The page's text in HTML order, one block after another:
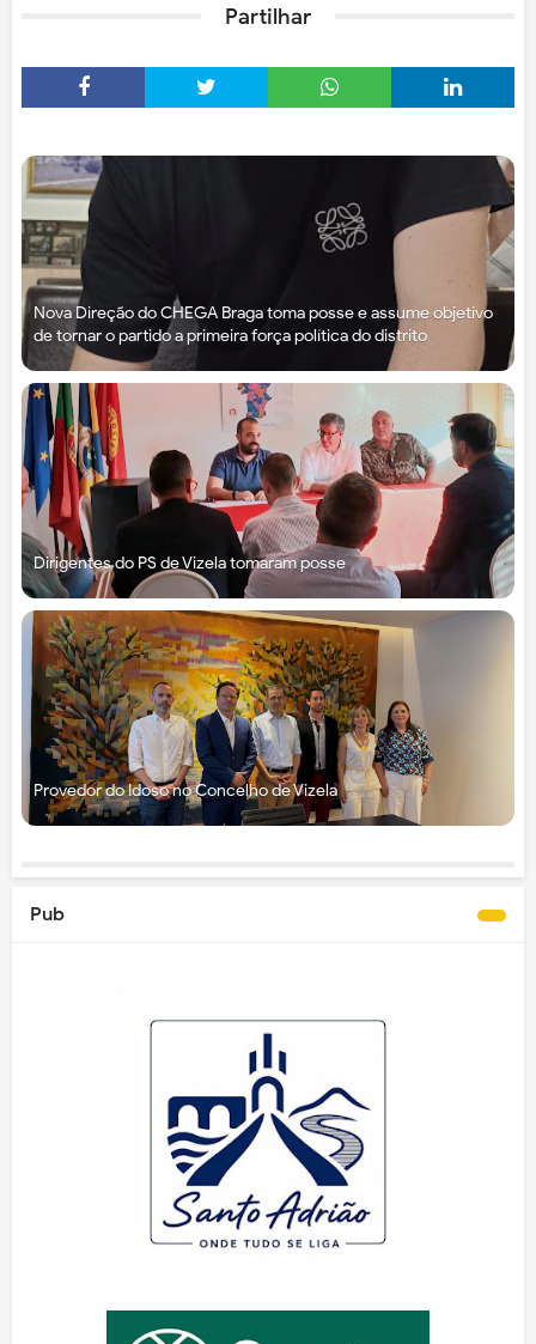
Partilhar
Nova Direção do CHEGA Braga toma posse e assume objetivo
de tornar o partido a primeira força política do distrito
Dirigentes do PS de Vizela tomaram posse
Provedor do Idoso no Concelho de Vizela
Pub